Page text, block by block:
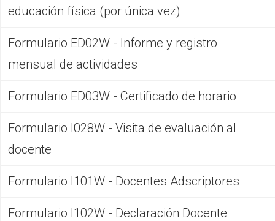
educación física (por única vez)
Formulario ED02W - Informe y registro
mensual de actividades
Formulario ED03W - Certificado de horario
Formulario I028W - Visita de evaluación al
docente
Formulario I101W - Docentes Adscriptores
Formulario I102W - Declaración Docente